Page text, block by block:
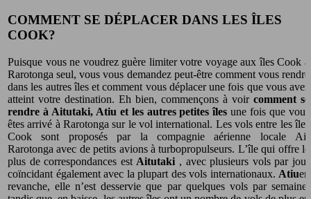
COMMENT SE DÉPLACER DANS LES ÎLES
COOK?
Puisque vous ne voudrez guère limiter votre voyage aux îles Cook à
Rarotonga seul, vous vous demandez peut-être comment vous rendre
dans les autres îles et comment vous déplacer une fois que vous avez
atteint votre destination. Eh bien, commençons à voir comment se
rendre à Aitutaki, Atiu et les autres petites îles une fois que vous
êtes arrivé à Rarotonga sur le vol international. Les vols entre les îles
Cook sont proposés par la compagnie aérienne locale Air
Rarotonga avec de petits avions à turbopropulseurs. L’île qui offre le
plus de correspondances est Aitutaki , avec plusieurs vols par jour
coïncidant également avec la plupart des vols internationaux. Atiuen
revanche, elle n’est desservie que par quelques vols par semaine,